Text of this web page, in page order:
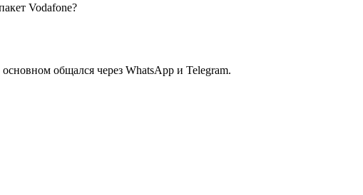
Vodafone?
общался через WhatsApp и Telegram.